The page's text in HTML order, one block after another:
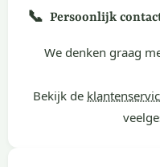
📞 Persoonlijk
We denken graag
Bekijk de